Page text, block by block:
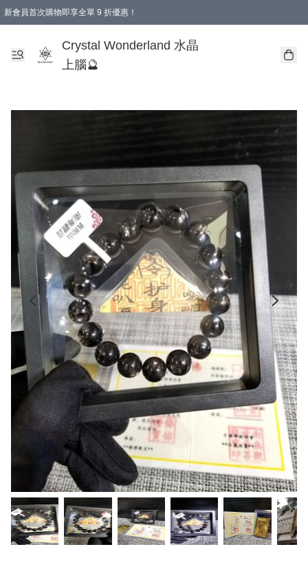
新會員首次購物即享全單 9 折優惠！
Crystal Wonderland 水晶
上腦🔮